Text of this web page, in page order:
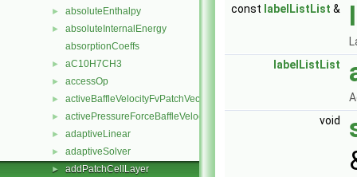
► absoluteEnthalpy
►
absoluteInternalEnergy
absorptionCoeffs
► aC10H7CH3
► accessOp
► activeBaffleVelocityFvPatchVectorField
► activePressureForceBaffleVelocityFvPatchVectorField
► adaptiveLinear
► adaptiveSolver
► addPatchCellLayer
const labelListList &
labelListList
void